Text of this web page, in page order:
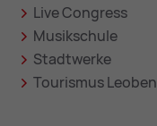
Live Congress
Musikschule
Stadtwerke
Tourismus Leoben